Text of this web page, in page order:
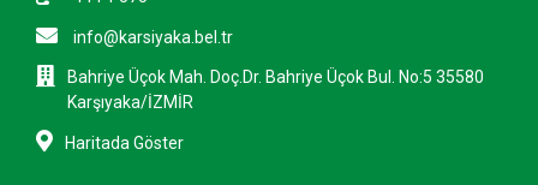
info@karsiyaka.bel.tr
Bahriye Üçok Mah. Doç.Dr. Bahriye Üçok Bul. No:5 35580
Karşıyaka/İZMİR
Haritada Göster